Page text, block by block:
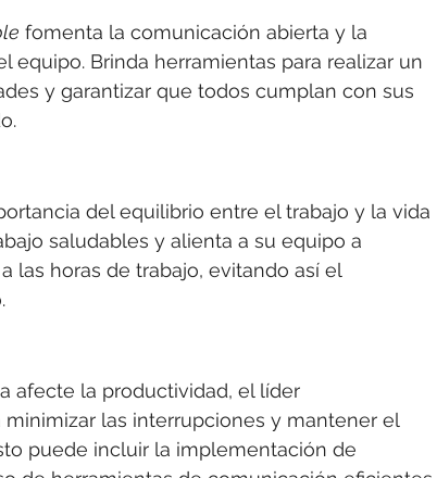
fomenta la comunicación abierta y la
Brinda herramientas para realizar un
y garantizar que todos cumplan con sus
del equilibrio entre el trabajo y la vida
saludables y alienta a su equipo a
las horas de trabajo, evitando así el
afecte la productividad, el líder
las interrupciones y mantener el
puede incluir la implementación de